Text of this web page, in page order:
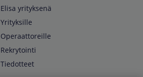
Elisa yrityksenä
Yrityksille
Operaattoreille
Rekrytointi
Tiedotteet